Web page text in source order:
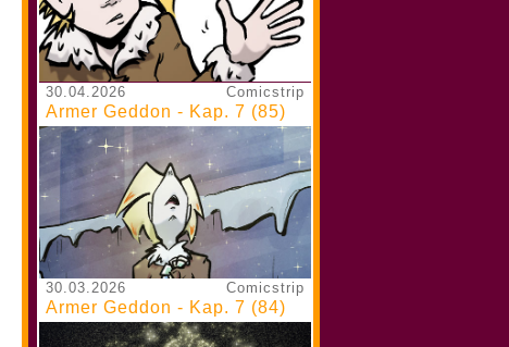
30.04.2026 Comicstrip
Armer Geddon - Kap. 7 (85)
30.03.2026 Comicstrip
Armer Geddon - Kap. 7 (84)